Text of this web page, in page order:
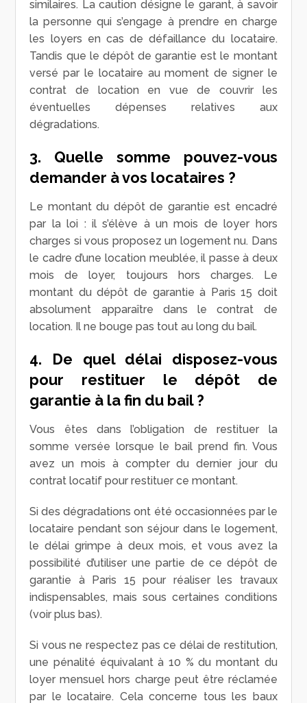
similaires. La caution désigne le garant, à savoir
la personne qui s’engage à prendre en charge
les loyers en cas de défaillance du locataire.
Tandis que le dépôt de garantie est le montant
versé par le locataire au moment de signer le
contrat de location en vue de couvrir les
éventuelles dépenses relatives aux
dégradations.
3. Quelle somme pouvez-vous
demander à vos locataires ?
Le montant du dépôt de garantie est encadré
par la loi : il s’élève à un mois de loyer hors
charges si vous proposez un logement nu. Dans
le cadre d’une location meublée, il passe à deux
mois de loyer, toujours hors charges. Le
montant du dépôt de garantie à Paris 15 doit
absolument apparaître dans le contrat de
location. Il ne bouge pas tout au long du bail.
4. De quel délai disposez-vous
pour restituer le dépôt de
garantie à la fin du bail ?
Vous êtes dans l’obligation de restituer la
somme versée lorsque le bail prend fin. Vous
avez un mois à compter du dernier jour du
contrat locatif pour restituer ce montant.
Si des dégradations ont été occasionnées par le
locataire pendant son séjour dans le logement,
le délai grimpe à deux mois, et vous avez la
possibilité d’utiliser une partie de ce dépôt de
garantie à Paris 15 pour réaliser les travaux
indispensables, mais sous certaines conditions
(voir plus bas).
Si vous ne respectez pas ce délai de restitution,
une pénalité équivalant à 10 % du montant du
loyer mensuel hors charge peut être réclamée
par le locataire. Cela concerne tous les baux